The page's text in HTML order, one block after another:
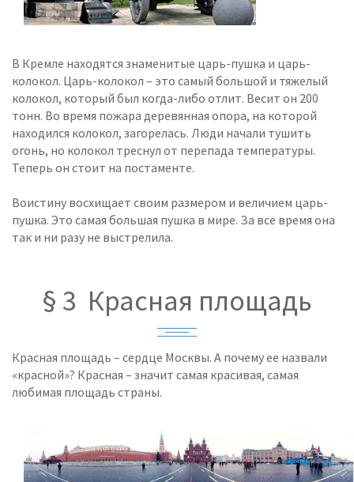
В Кремле находятся знаменитые царь-пушка и царь-
колокол. Царь-колокол – это самый большой и тяжелый
колокол, который был когда-либо отлит. Весит он 200
тонн. Во время пожара деревянная опора, на которой
находился колокол, загорелась. Люди начали тушить
огонь, но колокол треснул от перепада температуры.
Теперь он стоит на постаменте.
Воистину восхищает своим размером и величием царь-
пушка. Это самая большая пушка в мире. За все время она
так и ни разу не выстрелила.
§ 3 Красная площадь
Красная площадь – сердце Москвы. А почему ее назвали
«красной»? Красная – значит самая красивая, самая
любимая площадь страны.